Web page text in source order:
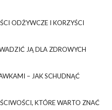
ODŻYWCZE I KORZYŚCI
JĄ DLA ZDROWYCH
– JAK SCHUDNĄĆ
KTÓRE WARTO ZNAĆ